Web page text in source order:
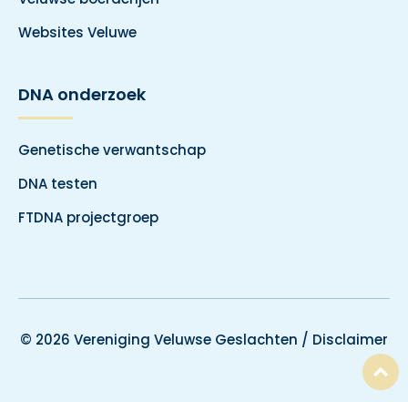
Websites Veluwe
DNA onderzoek
Genetische verwantschap
DNA testen
FTDNA projectgroep
© 2026 Vereniging Veluwse Geslachten / Disclaimer